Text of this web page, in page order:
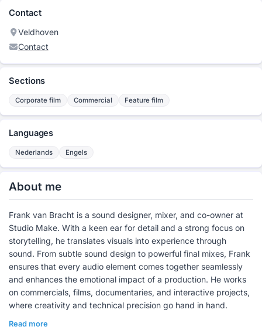
Contact
Veldhoven
Contact
Sections
Corporate film Commercial Feature film
Languages
Nederlands Engels
About me
Frank van Bracht is a sound designer, mixer, and co-owner at
Studio Make. With a keen ear for detail and a strong focus on
storytelling, he translates visuals into experience through
sound. From subtle sound design to powerful final mixes, Frank
ensures that every audio element comes together seamlessly
and enhances the emotional impact of a production. He works
on commercials, films, documentaries, and interactive projects,
where creativity and technical precision go hand in hand.
Read more